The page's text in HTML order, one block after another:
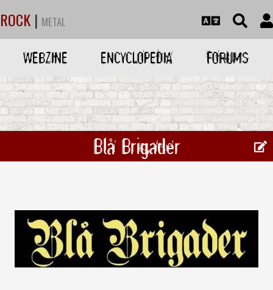
ROCK | METAL
WEBZINE ENCYCLOPEDIA FORUMS
Blå Brigader